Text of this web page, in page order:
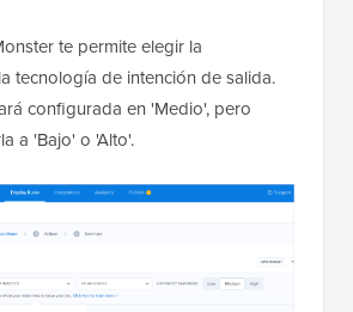
te permite elegir la
tecnología de intención de salida.
configurada en 'Medio', pero
a 'Bajo' o 'Alto'.